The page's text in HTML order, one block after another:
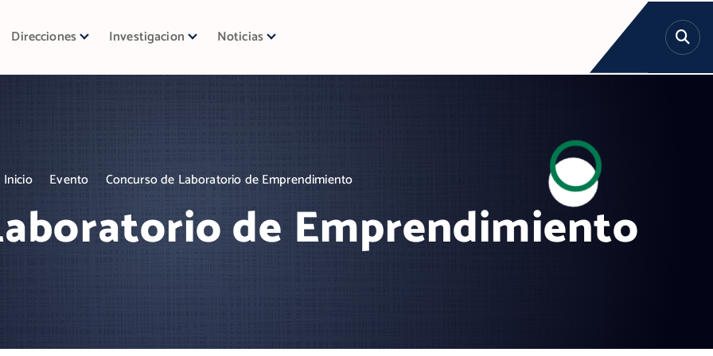
Direcciones Investigacion Noticias
Inicio Evento Concurso de Laboratorio de Emprendimiento
de Emprendimiento